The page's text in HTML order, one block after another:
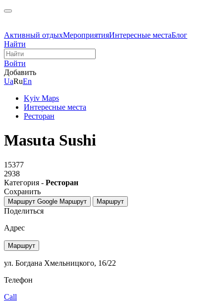
Активный отдыхМероприятияИнтересные местаБлог
Найти
Войти
Добавить
UaRuEn
Kyiv Maps
Интересные места
Ресторан
Masuta Sushi
15377
2938
Категория - Ресторан
Сохранить
Маршрут Google Маршрут Маршрут
Поделиться
Адрес
Маршрут
ул. Богдана Хмельницкого, 16/22
Телефон
Call